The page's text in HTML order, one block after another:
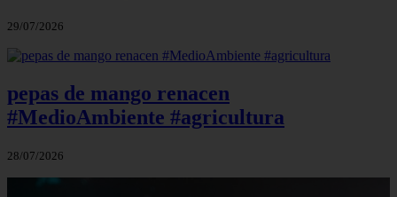
29/07/2026
pepas de mango renacen
#MedioAmbiente #agricultura
28/07/2026